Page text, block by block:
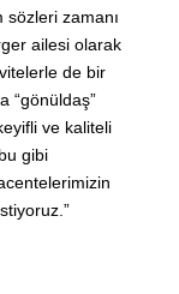
zamanı
ailesi olarak
de bir
“gönüldaş”
ve kaliteli
gibi